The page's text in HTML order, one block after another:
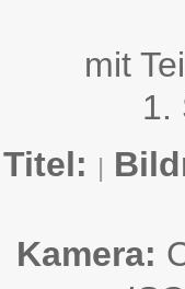
mit
1.
Titel: |
Kamera: